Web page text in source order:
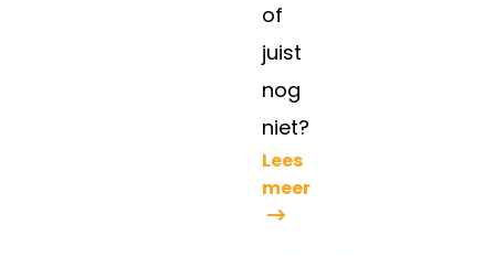
of
juist
nog
niet?
Lees
meer